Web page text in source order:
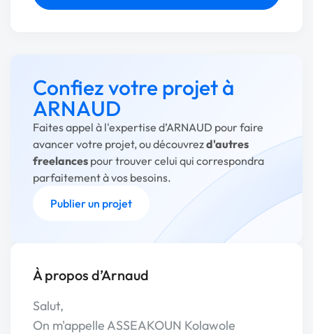
Confiez votre projet à
ARNAUD
Faites appel à l'expertise d’ARNAUD pour faire
avancer votre projet, ou découvrezd'autres
freelances pour trouver celui qui correspondra
parfaitement à vos besoins.
Publier un projet
À propos d’Arnaud
Salut,
On m'appelle ASSEAKOUN Kolawole